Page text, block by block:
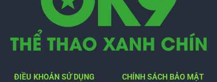
ĐIỀU KHOẢN SỬ DỤNG CHÍNH SÁCH BẢO MẬT